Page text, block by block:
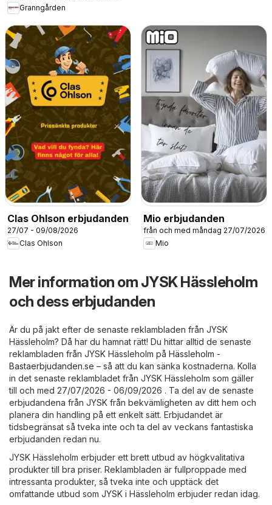
Granngården
Clas Ohlson erbjudanden
27/07 - 09/08/2026
Clas Ohlson
Mio erbjudanden
från och med måndag 27/07/2026
Mio
Mer information om JYSK Hässleholm
och dess erbjudanden
Är du på jakt efter de senaste reklambladen från JYSK
Hässleholm? Då har du hamnat rätt! Du hittar alltid de senaste
reklambladen från JYSK Hässleholm på Hässleholm -
Bastaerbjudanden.se – så att du kan sänka kostnaderna. Kolla
in det senaste reklambladet från JYSK Hässleholm som gäller
till och med 27/07/2026 - 06/09/2026 . Ta del av de senaste
erbjudandena från JYSK från bekvämligheten av ditt hem och
planera din handling på ett enkelt sätt. Erbjudandet är
tidsbegränsat så tveka inte och ta del av veckans fantastiska
erbjudanden redan nu.
JYSK Hässleholm erbjuder ett brett utbud av högkvalitativa
produkter till bra priser. Reklambladen är fullproppade med
intressanta produkter, så tveka inte och upptäck det
omfattande utbud som JYSK i Hässleholm erbjuder redan idag.